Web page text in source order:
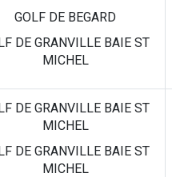
GOLF DE BEGARD
DE GRANVILLE BAIE ST
MICHEL
DE GRANVILLE BAIE ST
MICHEL
DE GRANVILLE BAIE ST
MICHEL